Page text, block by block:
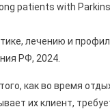
patients with
лечению и
РФ, 2024.
как во время
их клиент,